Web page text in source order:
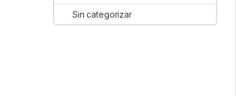
Sin categorizar